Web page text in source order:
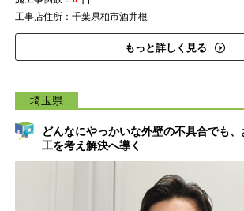
工事店住所：千葉県柏市酒井根
もっと詳しく見る
埼玉県
どんなにやっかいな外壁の不具合でも
工を考え解決へ導く